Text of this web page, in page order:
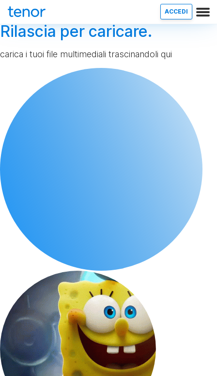
ACCEDI
Rilascia per caricare.
carica i tuoi file multimediali trascinandoli qui